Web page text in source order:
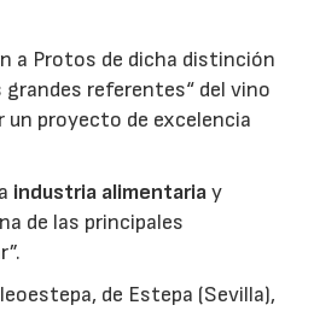
a Protos de dicha distinción
referentes“ del vino
proyecto de excelencia
industria alimentariay
de las principales
de Estepa (Sevilla),